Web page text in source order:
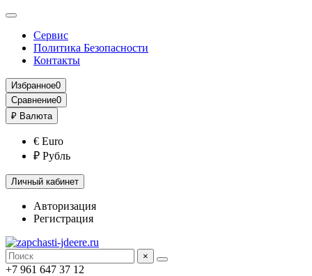
Сервис
Политика Безопасности
Контакты
Избранное0
Сравнение0
₽ Валюта
€ Euro
₽ Рубль
Личный кабинет
Авторизация
Регистрация
×
+7 961 647 37 12